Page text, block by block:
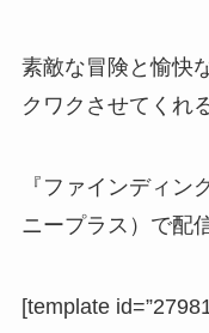
素敵な冒険と愉快
クワクさせてくれ
『ファインディン
ニープラス）で配
[template